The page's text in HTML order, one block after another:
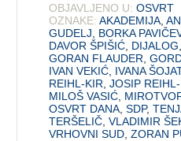
OBJAVLJENO U: OSVRT
OZNAKE: AKADEMIJA ,
GUDELJ
BORKA
DAVOR ŠPIŠIĆ DIJALOG
GORAN FLAUDER ,
IVAN VEKIĆ IVANA
REIHL-KIR ,JOSIP
MILOŠ VASIĆ
OSVRT DANA ,SDP,
TERŠELIČ ,VLADIMIR
VRHOVNI SUD ,ZORAN